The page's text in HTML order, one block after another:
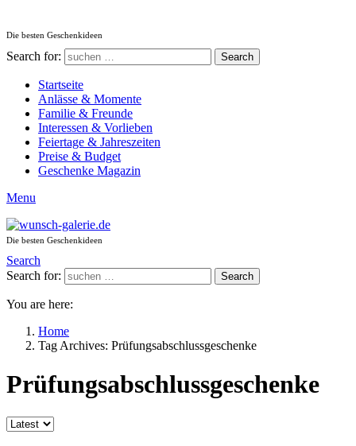
Die besten Geschenkideen
Search for: Search
Startseite
Anlässe & Momente
Familie & Freunde
Interessen & Vorlieben
Feiertage & Jahreszeiten
Preise & Budget
Geschenke Magazin
Menu
Die besten Geschenkideen
Search
Search for:
Search
You are here:
Home
Tag Archives: Prüfungsabschlussgeschenke
Prüfungsabschlussgeschenke